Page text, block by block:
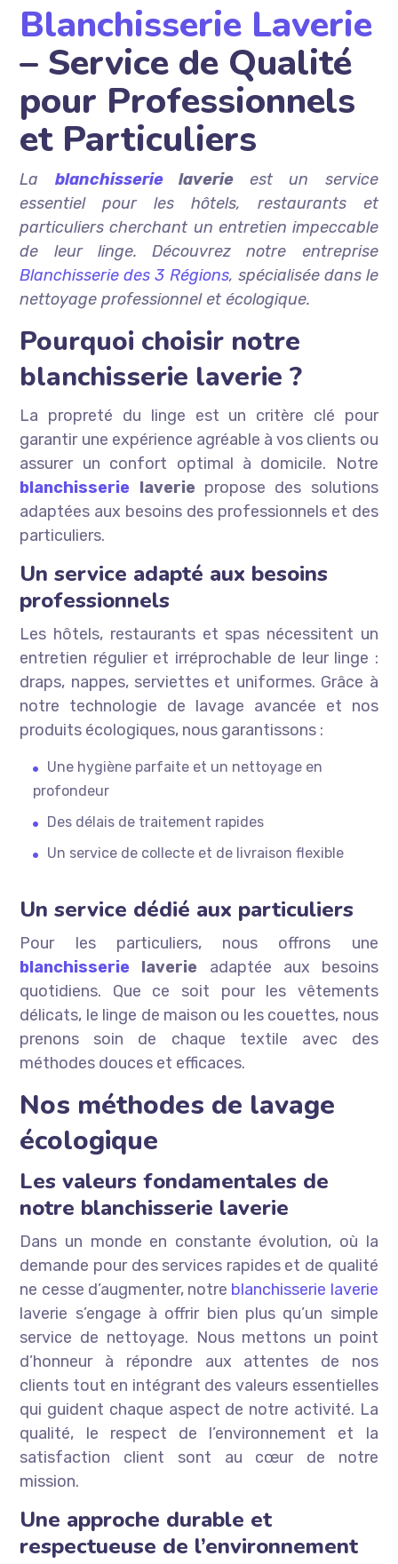
Blanchisserie Laverie
– Service de Qualité
pour Professionnels
et Particuliers
La blanchisserielaverieest un service
essentiel pour les hôtels, restaurants et
particuliers cherchant un entretien impeccable
de leur linge. Découvrez notre entreprise
Blanchisserie des 3 Régions, spécialisée dans le
nettoyage professionnel et écologique.
Pourquoi choisir notre
blanchisserie laverie ?
La propreté du linge est un critère clé pour
garantir une expérience agréable à vos clients ou
assurer un confort optimal à domicile. Notre
blanchisserie laverie propose des solutions
adaptées aux besoins des professionnels et des
particuliers.
Un service adapté aux besoins
professionnels
Les hôtels, restaurants et spas nécessitent un
entretien régulier et irréprochable de leur linge :
draps, nappes, serviettes et uniformes. Grâce à
notre technologie de lavage avancée et nos
produits écologiques, nous garantissons :
Une hygiène parfaite et un nettoyage en
profondeur
Des délais de traitement rapides
Un service de collecte et de livraison flexible
Un service dédié aux particuliers
Pour les particuliers, nous offrons une
blanchisserie laverie adaptée aux besoins
quotidiens. Que ce soit pour les vêtements
délicats, le linge de maison ou les couettes, nous
prenons soin de chaque textile avec des
méthodes douces et efficaces.
Nos méthodes de lavage
écologique
Les valeurs fondamentales de
notre blanchisserie laverie
Dans un monde en constante évolution, où la
demande pour des services rapides et de qualité
ne cesse d’augmenter, notre blanchisserie laverie
laverie s’engage à offrir bien plus qu’un simple
service de nettoyage. Nous mettons un point
d’honneur à répondre aux attentes de nos
clients tout en intégrant des valeurs essentielles
qui guident chaque aspect de notre activité. La
qualité, le respect de l’environnement et la
satisfaction client sont au cœur de notre
mission.
Une approche durable et
respectueuse de l’environnement